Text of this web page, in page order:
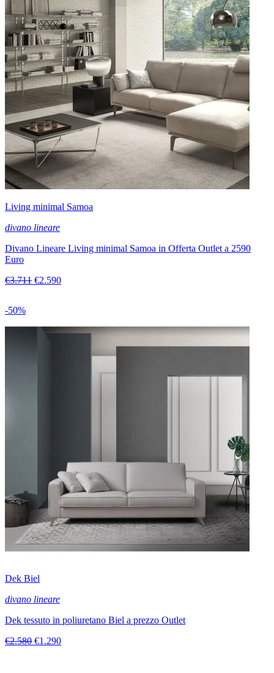
Living minimal Samoa
divano lineare
Divano Lineare Living minimal Samoa in Offerta Outlet a 2590
Euro
€3.711 €2.590
-50%
Dek Biel
divano lineare
Dek tessuto in poliuretano Biel a prezzo Outlet
€2.580 €1.290